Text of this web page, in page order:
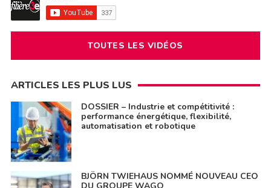
TOUTES LES VIDÉOS
ARTICLES LES PLUS LUS
DOSSIER – Industrie et compétitivité :
performance énergétique, flexibilité,
automatisation et robotique
BJÖRN TWIEHAUS NOMMÉ NOUVEAU CEO
DU GROUPE WAGO